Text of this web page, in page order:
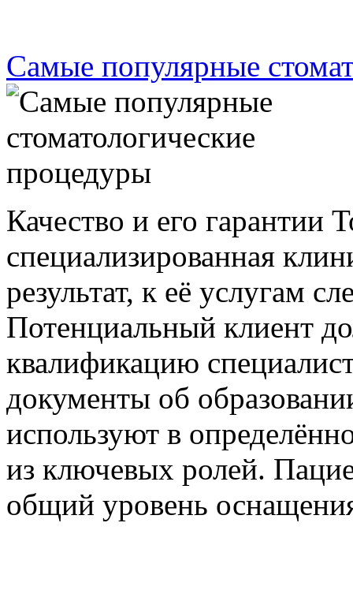
Самые популярные
Качество и его гарантии
специализированная
результат, к её услугам
Потенциальный клиент
квалификацию
документы об
используют в
из ключевых ролей.
общий уровень